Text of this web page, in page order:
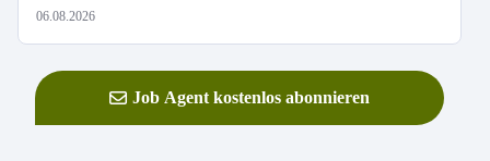
06.08.2026
Job Agent kostenlos abonnieren